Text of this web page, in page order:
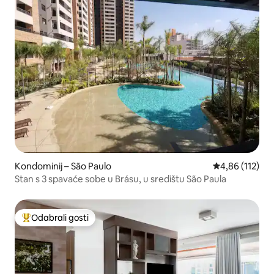
Kondominij – São Paulo Prosječna
4,86 (112)
Stan s 3 spavaće sobe u Brásu, u središtu São Paula
Među najviše rangiranima s oznakom „Odabrali gosti”
Odabrali gosti